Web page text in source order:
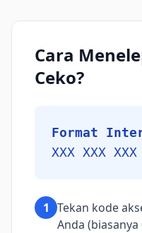
Cara
Ceko?
Format
XXX XXX XXX
1 Tekan kode
Anda (biasanya